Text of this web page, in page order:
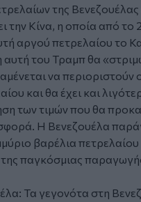
της Βενεζουέλας
την Κίνα, η οποία από το
αργού πετρελαίου το
αυτή του Τραμπ θα
να περιοριστούν
και θα έχει και
των τιμών που θα
Η Βενεζουέλα
βαρέλια
παγκόσμιας
Τα γεγονότα στη